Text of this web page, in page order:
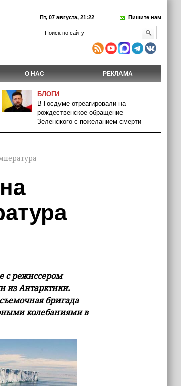
Пт, 07 августа, 21:22 Пишите нам
О НАС РЕКЛАМА
БЛОГИ
В Госдуме отреагировали на
рождественское обращение
Зеленского с пожеланием смерти
с режиссером
из Антарктики.
бригада
колебаниями в